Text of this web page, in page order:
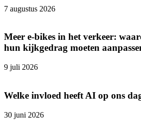
7 augustus 2026
Meer e-bikes in het verkeer:
hun kijkgedrag moeten
9 juli 2026
Welke invloed heeft AI op ons
30 juni 2026